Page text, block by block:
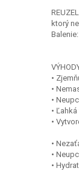
ktorý
•
•
•
•
•
•
•
•